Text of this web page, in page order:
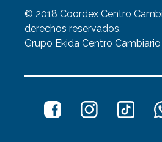
© 2018 Coordex Centro
derechos reservados.
Grupo Ekida Centro Cambiario